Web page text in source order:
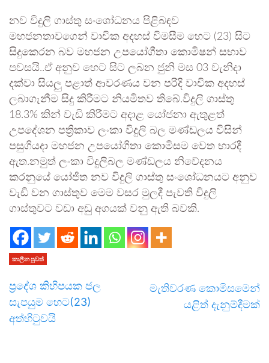
නව විදුලි ගාස්තු සංශෝධනය පිළිබඳව
මහජනතාවගෙන් වාචික අදහස් විමසීම හෙට (23) සිට
සිදුකෙරන බව මහජන උපයෝගීතා කොමිෂන් සභාව
පවසයි..ඒ අනුව හෙට සිට ලබන ජුනි මස 03 වැනිදා
දක්වා සියලු පළාත් ආවරණය වන පරිදි වාචික අදහස්
ලබාගැනීම සිදු කිරීමට නියමිතව තිබේ.විදුලි ගාස්තු
18.3% කින් වැඩි කිරීමට අදාළ යෝජනා ඇතුළත්
උපදේශන පත්‍රිකාව ලංකා විදුලි බල මණ්ඩලය විසින්
පසුගියදා මහජන උපයෝගිතා කොමිසම වෙත භාරදී
ඇත.නමුත් ලංකා විදුලිබල මණ්ඩලය නිවේදනය
කරනුයේ යෝජිත නව විදුලි ගාස්තු සංශෝධනයට අනුව
වැඩි වන ගාස්තුව මෙම වසර මුලදී පැවති විදුලි
ගාස්තුවට වඩා අඩු අගයක් වනු ඇති බවකි.
කාලීන පුවත්
ප්‍රදේශ කිහිපයක ජල
සැපයුම හෙට(23)
අත්හිටුවයි
මැතිවරණ කොමිසමෙන්
යළිත් දැනුම්දීමක්